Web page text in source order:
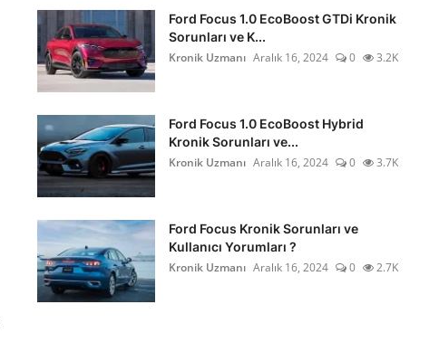
Ford Focus 1.0 EcoBoost GTDi Kronik
Sorunları ve K...
Kronik Uzmanı Aralık 16, 2024 0 3.2K
Ford Focus 1.0 EcoBoost Hybrid
Kronik Sorunları ve...
Kronik Uzmanı Aralık 16, 2024 0 3.7K
Ford Focus Kronik Sorunları ve
Kullanıcı Yorumları ?
Kronik Uzmanı Aralık 16, 2024 0 2.7K